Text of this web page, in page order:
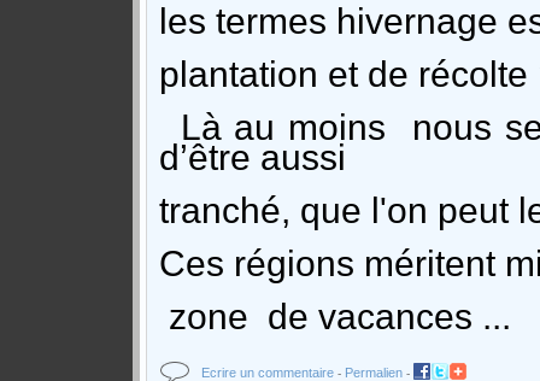
les termes hivernage
plantation et de
Là au moins nous
d’être aussi
tranché, que l'on peut
Ces régions méritent
zone de vacances ...
Ecrire un commentaire - Permalien -